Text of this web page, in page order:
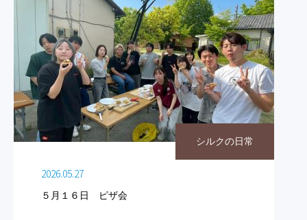
シルクの日常
2026.05.27
５月１６日 ピザ会